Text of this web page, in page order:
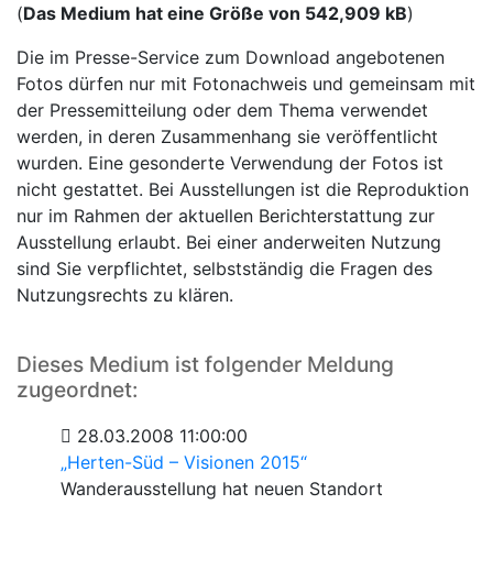
(Das Medium hat eine Größe von 542,909 kB)
Die im Presse-Service zum Download angebotenen
Fotos dürfen nur mit Fotonachweis und gemeinsam mit
der Pressemitteilung oder dem Thema verwendet
werden, in deren Zusammenhang sie veröffentlicht
wurden. Eine gesonderte Verwendung der Fotos ist
nicht gestattet. Bei Ausstellungen ist die Reproduktion
nur im Rahmen der aktuellen Berichterstattung zur
Ausstellung erlaubt. Bei einer anderweiten Nutzung
sind Sie verpflichtet, selbstständig die Fragen des
Nutzungsrechts zu klären.
Dieses Medium ist folgender Meldung
zugeordnet:
28.03.2008 11:00:00
„Herten-Süd – Visionen 2015“
Wanderausstellung hat neuen Standort